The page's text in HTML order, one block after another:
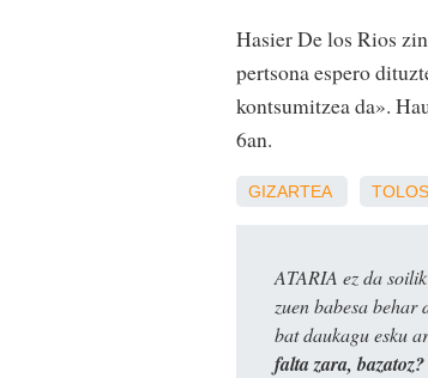
Hasier De los Rios
pertsona espero
kontsumitzea da».
6an.
GIZARTEA
ATARIA ez da
zuen babesa
bat daukagu esku
falta zara, bazatoz?